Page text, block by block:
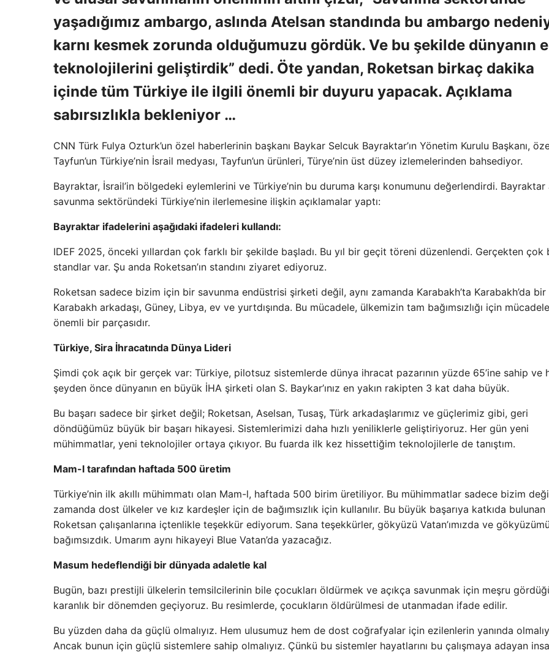
yaşadığımız ambargo, aslında Atelsan standında bu ambargo
karnı kesmek zorunda olduğumuzu gördük. Ve bu şekilde dünyanın
teknolojilerini geliştirdik” dedi. Öte yandan, Roketsan birkaç dakika
içinde tüm Türkiye ile ilgili önemli bir duyuru yapacak. Açıklama
sabırsızlıkla bekleniyor …
CNN Türk Fulya Ozturk’un özel haberlerinin başkanı Baykar Selcuk Bayraktar’ın Yönetim Kurulu Başkanı,
Tayfun’un Türkiye’nin İsrail medyası, Tayfun’un ürünleri, Türye’nin üst düzey izlemelerinden bahsediyor.
Bayraktar, İsrail’in bölgedeki eylemlerini ve Türkiye’nin bu duruma karşı konumunu değerlendirdi. Bayraktar
savunma sektöründeki Türkiye’nin ilerlemesine ilişkin açıklamalar yaptı:
Bayraktar ifadelerini aşağıdaki ifadeleri kullandı:
IDEF 2025, önceki yıllardan çok farklı bir şekilde başladı. Bu yıl bir geçit töreni düzenlendi. Gerçekten çok
standlar var. Şu anda Roketsan’ın standını ziyaret ediyoruz.
Roketsan sadece bizim için bir savunma endüstrisi şirketi değil, aynı zamanda Karabakh’ta Karabakh’da bir
Karabakh arkadaşı, Güney, Libya, ev ve yurtdışında. Bu mücadele, ülkemizin tam bağımsızlığı için
önemli bir parçasıdır.
Türkiye, Sira İhracatında Dünya Lideri
Şimdi çok açık bir gerçek var: Türkiye, pilotsuz sistemlerde dünya ihracat pazarının yüzde 65’ine sahip ve
şeyden önce dünyanın en büyük İHA şirketi olan S. Baykar’ınız en yakın rakipten 3 kat daha büyük.
Bu başarı sadece bir şirket değil; Roketsan, Aselsan, Tusaş, Türk arkadaşlarımız ve güçlerimiz gibi, geri
döndüğümüz büyük bir başarı hikayesi. Sistemlerimizi daha hızlı yeniliklerle geliştiriyoruz. Her gün yeni
mühimmatlar, yeni teknolojiler ortaya çıkıyor. Bu fuarda ilk kez hissettiğim teknolojilerle de tanıştım.
Mam-l tarafından haftada 500 üretim
Türkiye’nin ilk akıllı mühimmatı olan Mam-l, haftada 500 birim üretiliyor. Bu mühimmatlar sadece bizim
zamanda dost ülkeler ve kız kardeşler için de bağımsızlık için kullanılır. Bu büyük başarıya katkıda bulunan
Roketsan çalışanlarına içtenlikle teşekkür ediyorum. Sana teşekkürler, gökyüzü Vatan’ımızda ve
bağımsızdık. Umarım aynı hikayeyi Blue Vatan’da yazacağız.
Masum hedeflendiği bir dünyada adaletle kal
Bugün, bazı prestijli ülkelerin temsilcilerinin bile çocukları öldürmek ve açıkça savunmak için meşru
karanlık bir dönemden geçiyoruz. Bu resimlerde, çocukların öldürülmesi de utanmadan ifade edilir.
Bu yüzden daha da güçlü olmalıyız. Hem ulusumuz hem de dost coğrafyalar için ezilenlerin yanında
Ancak bunun için güçlü sistemlere sahip olmalıyız. Çünkü bu sistemler hayatlarını bu çalışmaya adayan